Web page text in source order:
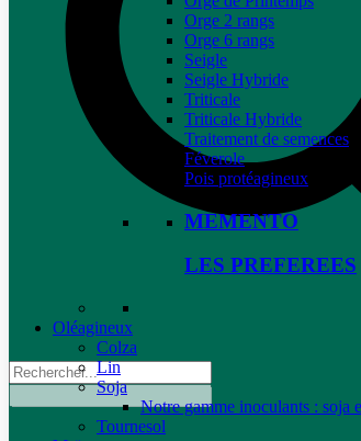
Orge 2 rangs
Orge 6 rangs
Seigle
Seigle Hybride
Triticale
Triticale Hybride
Traitement de semences
Féverole
Pois protéagineux
MEMENTO
LES PREFEREES
Oléagineux
Colza
Lin
Soja
Notre gamme inoculants : soja
Tournesol